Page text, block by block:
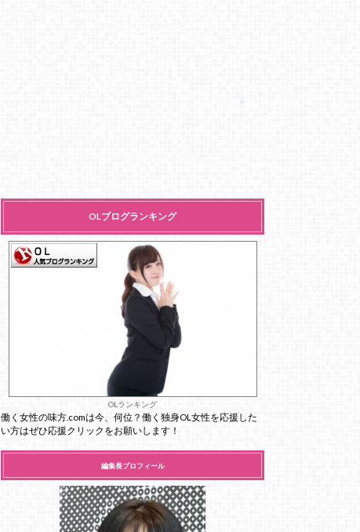
OLブログランキング
OLランキング
働く女性の味方.comは今、何位？働く独身OL女性を応援した
い方はぜひ応援クリックをお願いします！
編集長プロフィール